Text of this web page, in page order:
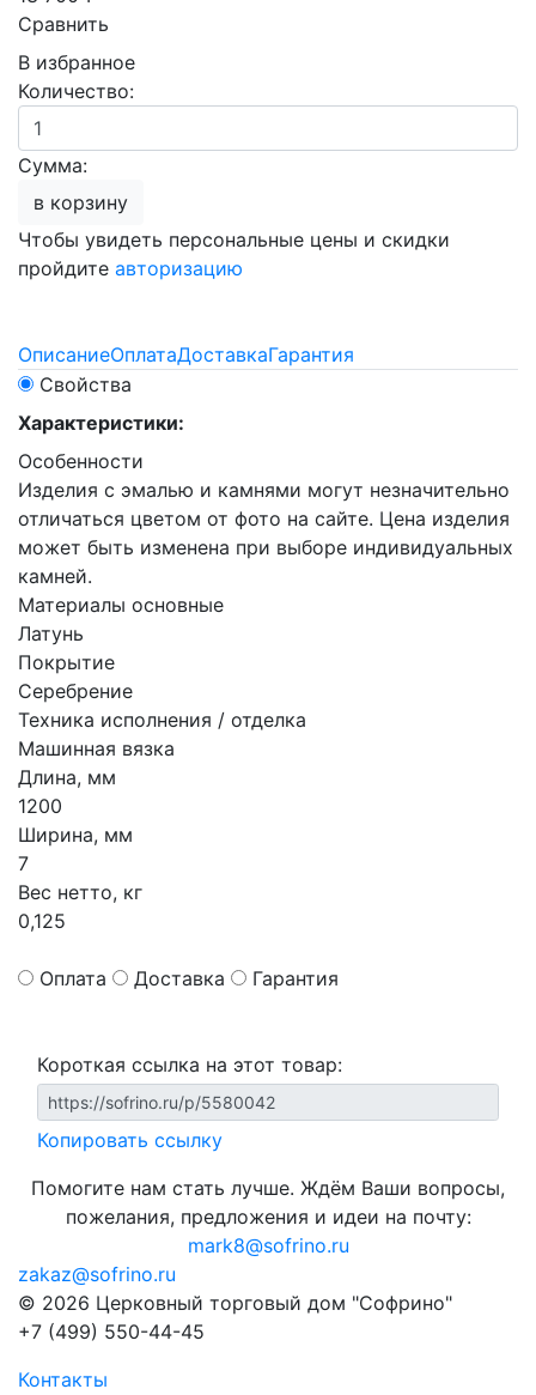
Сравнить
В избранное
Количество:
Сумма:
в корзину
Чтобы увидеть персональные цены и скидки
пройдите авторизацию
ОписаниеОплатаДоставкаГарантия
Свойства
Характеристики:
Особенности
Изделия с эмалью и камнями могут незначительно
отличаться цветом от фото на сайте. Цена изделия
может быть изменена при выборе индивидуальных
камней.
Материалы основные
Латунь
Покрытие
Серебрение
Техника исполнения / отделка
Машинная вязка
Длина, мм
1200
Ширина, мм
7
Вес нетто, кг
0,125
Оплата Доставка Гарантия
Короткая ссылка на этот товар:
Копировать ссылку
Помогите нам стать лучше. Ждём Ваши вопросы,
пожелания, предложения и идеи на почту:
mark8@sofrino.ru
zakaz@sofrino.ru
© 2026 Церковный торговый дом "Софрино"
+7 (499) 550-44-45
Контакты